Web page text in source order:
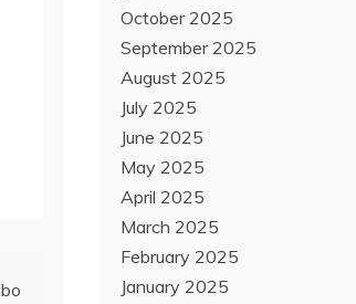
October 2025
September 2025
August 2025
July 2025
June 2025
May 2025
April 2025
March 2025
February 2025
January 2025